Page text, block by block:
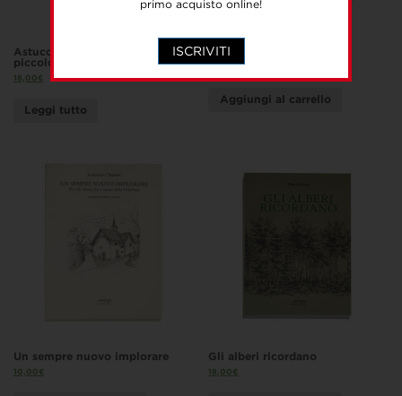
primo acquisto online!
ISCRIVITI
Astuccio “LetterBugs” grande e
piccolo
18,00€
Leggi tutto
A riveder le stelle
30,00€
Aggiungi al carrello
Un sempre nuovo implorare
10,00€
Gli alberi ricordano
18,00€